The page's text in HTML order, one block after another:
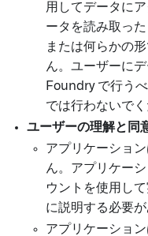
用してデータに
ータを読み取っ
または何らかの
ん。ユーザーに
Foundry で行う
では行わないでく
ユーザーの理解と同
アプリケーショ
ん。アプリケー
ウントを使用し
に説明する必要が
アプリケーショ